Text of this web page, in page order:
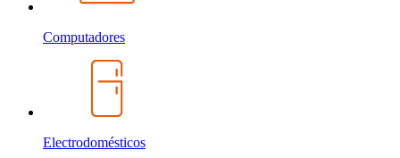
Computadores
Electrodomésticos